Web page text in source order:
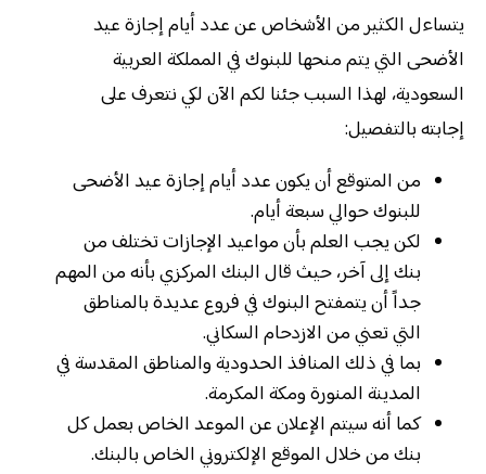
يتساءل الكثير من الأشخاص عن عدد أيام إجازة عيد
الأضحى التي يتم منحها للبنوك في المملكة العربية
السعودية، لهذا السبب جئنا لكم الآن لكي نتعرف على
إجابته بالتفصيل:
من المتوقع أن يكون عدد أيام إجازة عيد الأضحى
للبنوك حوالي سبعة أيام.
لكن يجب العلم بأن مواعيد الإجازات تختلف من
بنك إلى آخر، حيث قال البنك المركزي بأنه من المهم
جداً أن يتمفتح البنوك في فروع عديدة بالمناطق
التي تعني من الازدحام السكاني.
بما في ذلك المنافذ الحدودية والمناطق المقدسة في
المدينة المنورة ومكة المكرمة.
كما أنه سيتم الإعلان عن الموعد الخاص بعمل كل
بنك من خلال الموقع الإلكتروني الخاص بالبنك.